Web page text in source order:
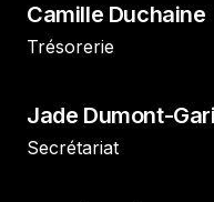
Camille Duchaine
Trésorerie
Jade Dumont-
Secrétariat